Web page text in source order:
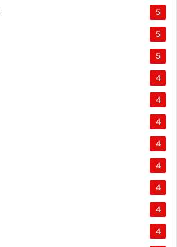
5
5
5
4
4
4
4
4
4
4
4